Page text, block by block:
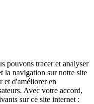
pouvons tracer et analyser
la navigation sur notre site
et d'améliorer en
Avec votre accord,
sur ce site internet :